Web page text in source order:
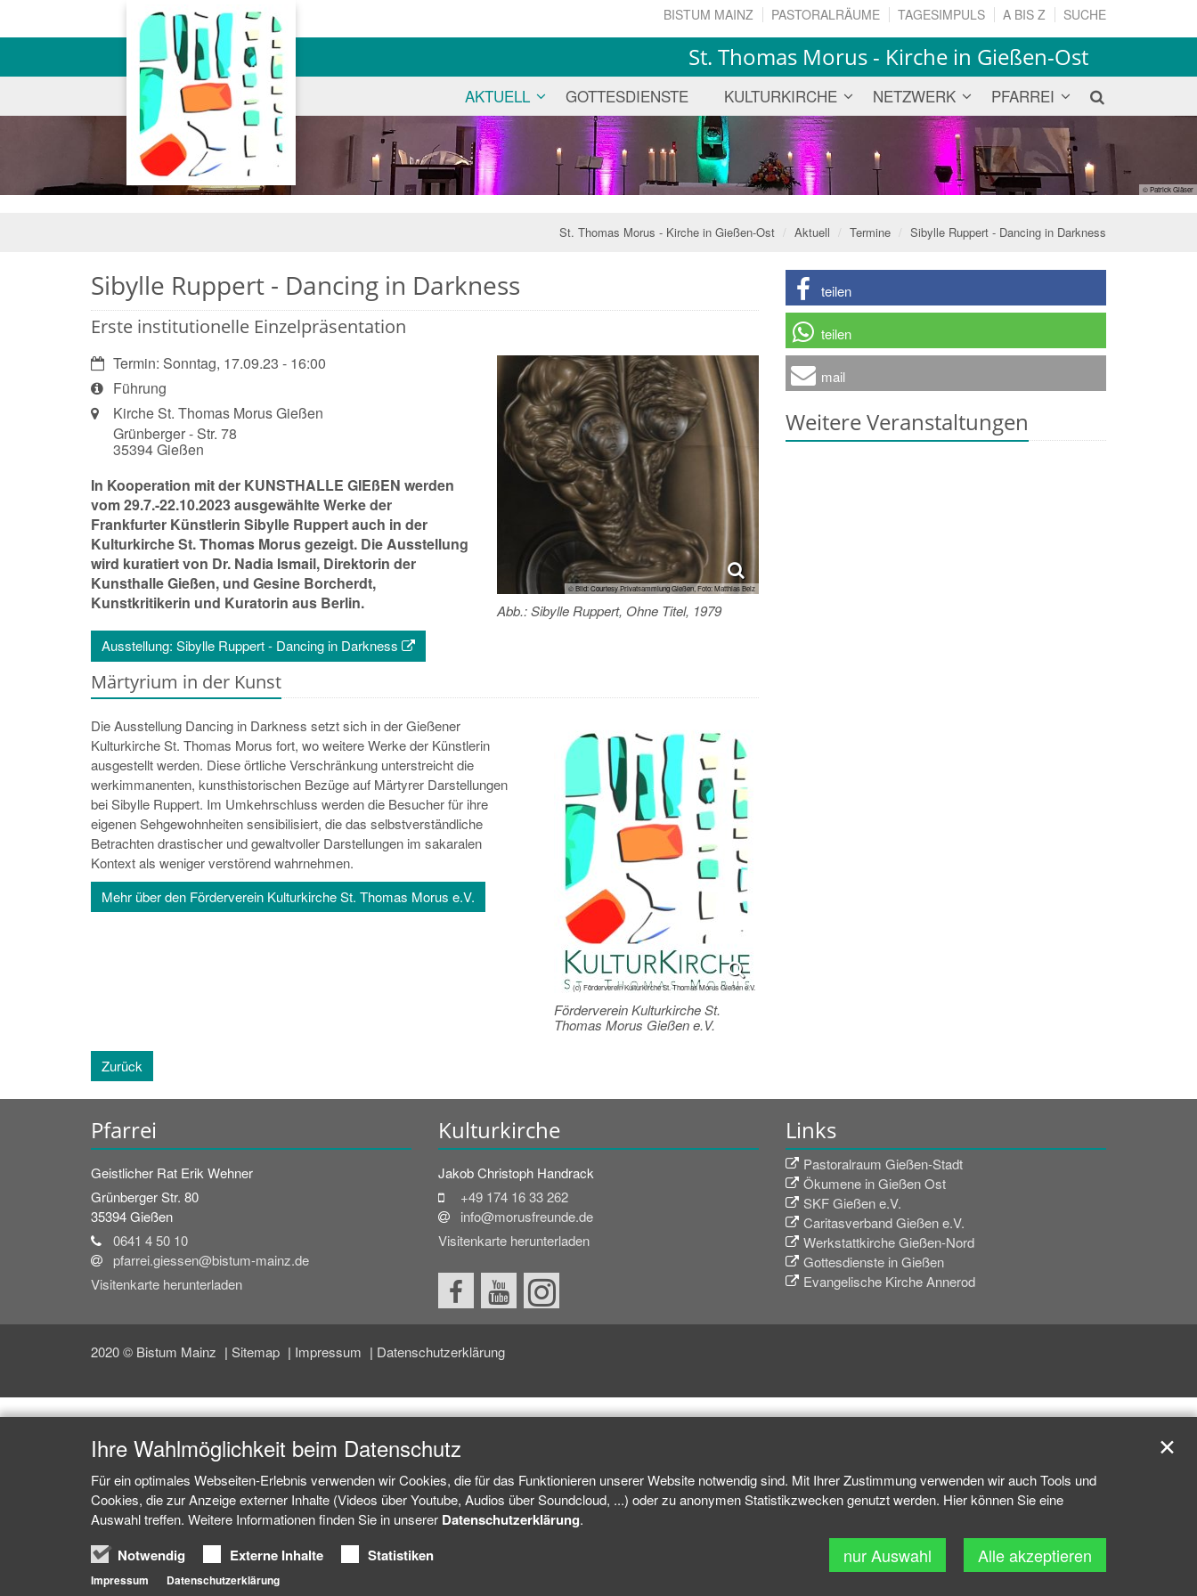
BISTUM MAINZ PASTORALRÄUME TAGESIMPULS A BIS Z SUCHE
St. Thomas Morus - Kirche in Gießen-Ost
AKTUELL GOTTESDIENSTE KULTURKIRCHE NETZWERK PFARREI
© Patrick Gläser
St. Thomas Morus - Kirche in Gießen-Ost Aktuell Termine Sibylle Ruppert - Dancing in Darkness
Sibylle Ruppert - Dancing in Darkness
Erste institutionelle Einzelpräsentation
© Bild: Courtesy Privatsammlung Gießen, Foto: Matthias Belz
Abb.: Sibylle Ruppert, Ohne Titel, 1979
Datum:Termin: Sonntag, 17.09.23 - 16:00
Art
bzw.
Nummer:
Führung
Ort: Kirche St. Thomas Morus Gießen
Grünberger - Str. 78
35394Gießen
In Kooperation mit der KUNSTHALLE GIEßEN werden
vom 29.7.-22.10.2023 ausgewählte Werke der
Frankfurter Künstlerin Sibylle Ruppert auch in der
Kulturkirche St. Thomas Morus gezeigt. Die Ausstellung
wird kuratiert von Dr. Nadia Ismail, Direktorin der
Kunsthalle Gießen, und Gesine Borcherdt,
Kunstkritikerin und Kuratorin aus Berlin.
Ausstellung: Sibylle Ruppert - Dancing in Darkness
Märtyrium in der Kunst
(c) Förderverein Kulturkirche St. Thomas Morus Gießen e.V.
Förderverein Kulturkirche St.
Thomas Morus Gießen e.V.
Die Ausstellung Dancing in Darkness setzt sich in der Gießener
Kulturkirche St. Thomas Morus fort, wo weitere Werke der Künstlerin
ausgestellt werden. Diese örtliche Verschränkung unterstreicht die
werkimmanenten, kunsthistorischen Bezüge auf Märtyrer Darstellungen
bei Sibylle Ruppert. Im Umkehrschluss werden die Besucher für ihre
eigenen Sehgewohnheiten sensibilisiert, die das selbstverständliche
Betrachten drastischer und gewaltvoller Darstellungen im sakaralen
Kontext als weniger verstörend wahrnehmen.
Mehr über den Förderverein Kulturkirche St. Thomas Morus e.V.
Zurück
teilen
teilen
mail
Weitere Veranstaltungen
Pfarrei
Geistlicher Rat Erik Wehner
Grünberger Str. 80
35394Gießen
0641 4 50 10
pfarrei.giessen@bistum-mainz.de
Visitenkarte herunterladen
Kulturkirche
JakobChristoph Handrack
+49 174 16 33 262
info@morusfreunde.de
Visitenkarte herunterladen
Links
Pastoralraum Gießen-Stadt
Ökumene in Gießen Ost
SKF Gießen e.V.
Caritasverband Gießen e.V.
Werkstattkirche Gießen-Nord
Gottesdienste in Gießen
Evangelische Kirche Annerod
2020 © Bistum Mainz Sitemap Impressum Datenschutzerklärung
Ihre Wahlmöglichkeit beim Datenschutz
Für ein optimales Webseiten-Erlebnis verwenden wir Cookies, die für das Funktionieren unserer Website notwendig sind. Mit Ihrer Zustimmung verwenden wir auch Tools und
Cookies, die zur Anzeige externer Inhalte (Videos über Youtube, Audios über Soundcloud, ...) oder zu anonymen Statistikzwecken genutzt werden. Hier können Sie eine
Auswahl treffen. Weitere Informationen finden Sie in unserer Datenschutzerklärung.
Notwendig Externe Inhalte Statistiken nur Auswahl Alle akzeptieren
✕
Impressum Datenschutzerklärung